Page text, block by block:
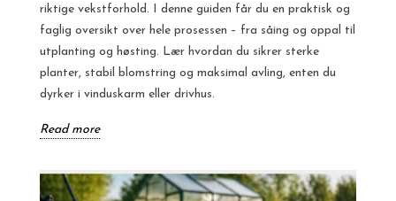
riktige vekstforhold. I denne guiden får du en praktisk og
faglig oversikt over hele prosessen – fra såing og oppal til
utplanting og høsting. Lær hvordan du sikrer sterke
planter, stabil blomstring og maksimal avling, enten du
dyrker i vinduskarm eller drivhus.
Read more